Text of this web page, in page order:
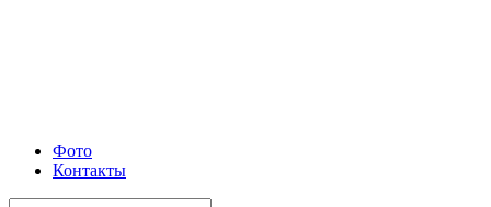
Фото
Контакты